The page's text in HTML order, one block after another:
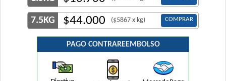
7.5KG $44.000 ($5867 x kg) COMPRAR
PAGO CONTRAREEMBOLSO